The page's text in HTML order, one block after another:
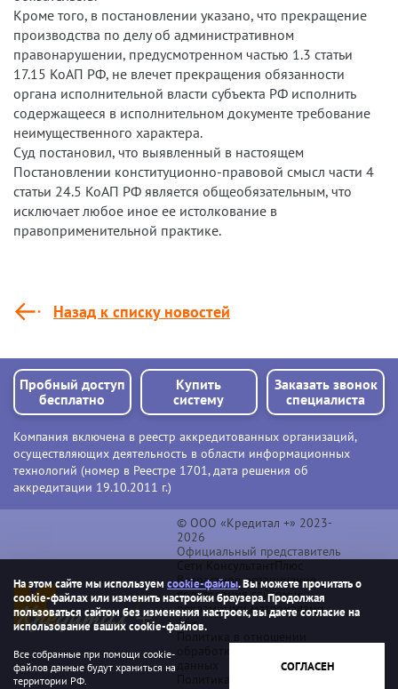
Кроме того, в постановлении указано, что прекращение
производства по делу об административном
правонарушении, предусмотренном частью 1.3 статьи
17.15 КоАП РФ, не влечет прекращения обязанности
органа исполнительной власти субъекта РФ исполнить
содержащееся в исполнительном документе требование
неимущественного характера.
Суд постановил, что выявленный в настоящем
Постановлении конституционно-правовой смысл части 4
статьи 24.5 КоАП РФ является общеобязательным, что
исключает любое иное ее истолкование в
правоприменительной практике.
Назад к списку новостей
Пробный доступ
бесплатно
Купить
систему
Заказать звонок
специалиста
Компания включена в реестр аккредитованных организаций,
осуществляющих деятельность в области информационных
технологий (номер в Реестре 1701, дата решения об
аккредитации 19.10.2011 г.)
© ООО «Кредитал +» 2023-
2026
Официальный представитель
Сети КонсультантПлюс
Возрастное ограничение
пользования сайтом и
рекламными материалами
16+
Политика в отношении
обработки персональных
данных
Политика обработки файлов
На этом сайте мы используем cookie-файлы. Вы можете прочитать о
cookie-файлах или изменить настройки браузера. Продолжая
пользоваться сайтом без изменения настроек, вы даете согласие на
использование ваших cookie-файлов.
Все собранные при помощи cookie-
файлов данные будут храниться на
территории РФ.
СОГЛАСЕН